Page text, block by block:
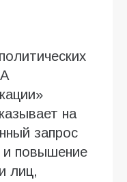
на
запрос
и повышение
лиц,